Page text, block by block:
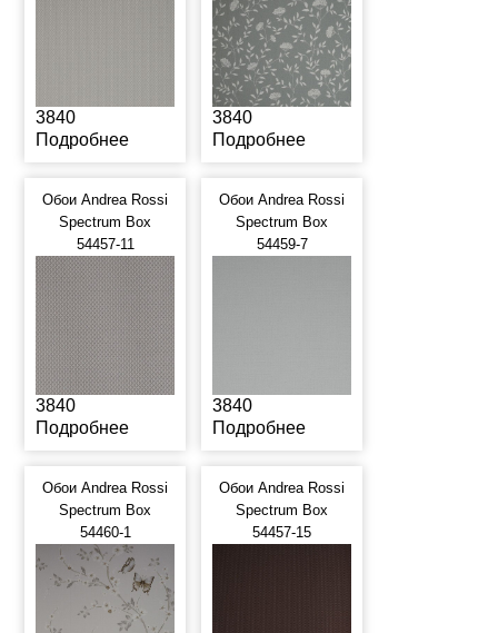
3840
Подробнее
3840
Подробнее
Обои Andrea Rossi
Spectrum Box
54457-11
3840
Подробнее
Обои Andrea Rossi
Spectrum Box
54459-7
3840
Подробнее
Обои Andrea Rossi
Spectrum Box
54460-1
Обои Andrea Rossi
Spectrum Box
54457-15